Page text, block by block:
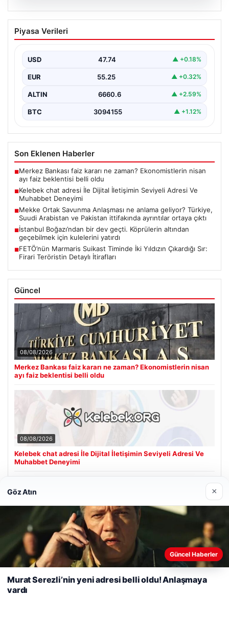
Kelebek chat adresi İle Dijital İletişimin
Seviyeli Adresi Ve Muhabbet Deneyimi
bağlantı sağlaması ciddi bir hassasiyet ifade etmektedir.
Halen…
Piyasa Verileri
USD 47.74 ▲ +0.18%
EUR 55.25 ▲ +0.32%
ALTIN 6660.6 ▲ +2.59%
BTC 3094155 ▲ +1.12%
Son Eklenen Haberler
■Merkez Bankası faiz kararı ne zaman? Ekonomistlerin nisan
ayı faiz beklentisi belli oldu
■Kelebek chat adresi İle Dijital İletişimin Seviyeli Adresi Ve
Muhabbet Deneyimi
■Mekke Ortak Savunma Anlaşması ne anlama geliyor? Türkiye,
Suudi Arabistan ve Pakistan ittifakında ayrıntılar ortaya çıktı
■İstanbul Boğazı’ndan bir dev geçti. Köprülerin altından
geçebilmek için kulelerini yatırdı
■FETÖ’nün Marmaris Suikast Timinde İki Yıldızın Çıkardığı Sır:
Firari Teröristin Detaylı İtirafları
Güncel
08/08/2026
Merkez Bankası faiz kararı ne zaman? Ekonomistlerin nisan
ayı faiz beklentisi belli oldu
08/08/2026
Kelebek chat adresi İle Dijital İletişimin Seviyeli Adresi Ve
Muhabbet Deneyimi
Cengiz Sigorta
23/06/2026
Web sitemizi nasıl kullandığınızı daha iyi anlayabilmek,
deneyiminizi kişiselleştirmek ve geliştirmek amacıyla çerezler
kullanıyoruz.
Çerez Politikamız
Reddet
Göz Atın ×
Güncel Haberler
Murat Serezli’nin yeni adresi belli oldu! Anlaşmaya
vardı